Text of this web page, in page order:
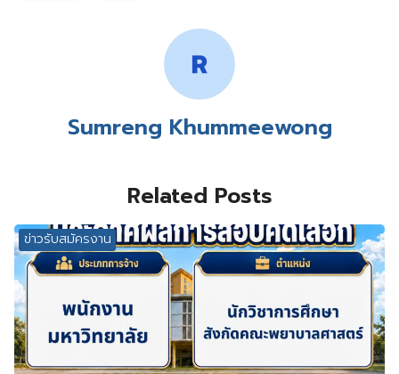
Sumreng Khummeewong
Related Posts
ข่าวรับสมัครงาน